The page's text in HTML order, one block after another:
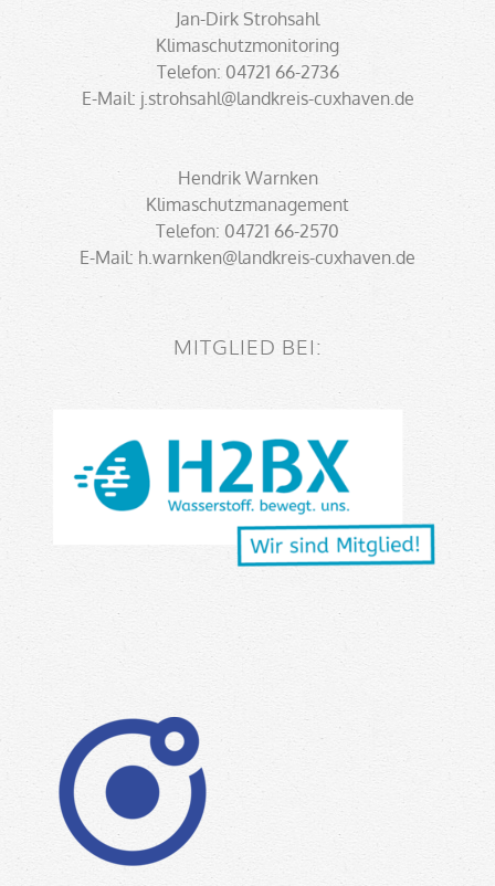
Jan-Dirk Strohsahl
Klimaschutzmonitoring
Telefon: 04721 66-2736
E-Mail: j.strohsahl@landkreis-cuxhaven.de
Hendrik Warnken
Klimaschutzmanagement
Telefon: 04721 66-2570
E-Mail: h.warnken@landkreis-cuxhaven.de
MITGLIED BEI: